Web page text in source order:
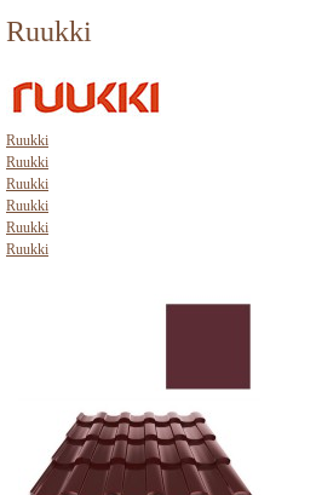
Ruukki
Ruukki
Ruukki
Ruukki
Ruukki
Ruukki
Ruukki